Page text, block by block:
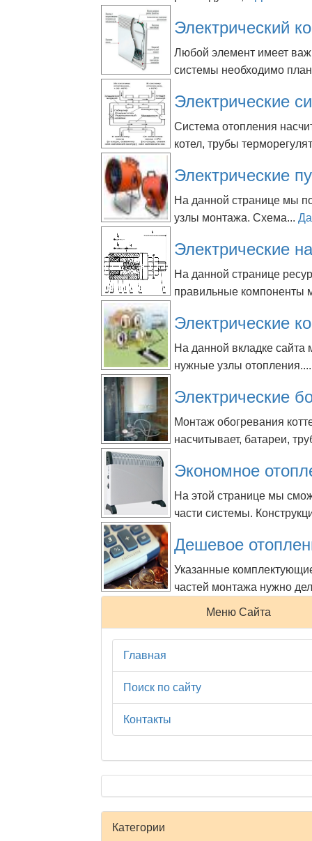
Электрический
Любой элемент имеет
системы необходимо
Электрические
Система отопления
котел, трубы
Электрические
На данной странице мы
узлы монтажа. Схема...
Электрические
На данной странице
правильные компоненты
Электрические
На данной вкладке
нужные узлы
Электрические
Монтаж обогревания
насчитывает, батареи,
Экономное
На этой странице мы
части системы.
Дешевое
Указанные
частей монтажа нужно
Меню Сайта
Главная
Поиск по сайту
Контакты
Категории